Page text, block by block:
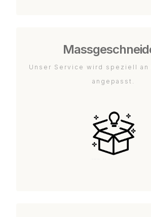
Unser Service wird speziell an
angepasst.